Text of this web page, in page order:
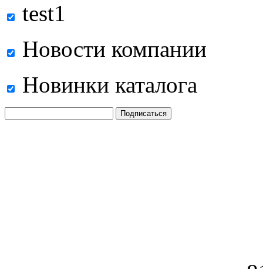
test1
Новости компании
Новинки каталога